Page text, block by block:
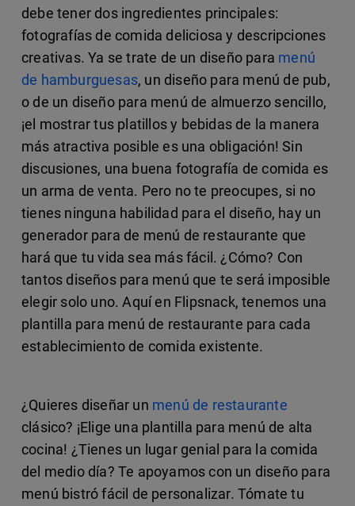
debe tener dos ingredientes principales:
fotografías de comida deliciosa y descripciones
creativas. Ya se trate de un diseño para menú
de hamburguesas, un diseño para menú de pub,
o de un diseño para menú de almuerzo sencillo,
¡el mostrar tus platillos y bebidas de la manera
más atractiva posible es una obligación! Sin
discusiones, una buena fotografía de comida es
un arma de venta. Pero no te preocupes, si no
tienes ninguna habilidad para el diseño, hay un
generador para de menú de restaurante que
hará que tu vida sea más fácil. ¿Cómo? Con
tantos diseños para menú que te será imposible
elegir solo uno. Aquí en Flipsnack, tenemos una
plantilla para menú de restaurante para cada
establecimiento de comida existente.
¿Quieres diseñar un menú de restaurante
clásico? ¡Elige una plantilla para menú de alta
cocina! ¿Tienes un lugar genial para la comida
del medio día? Te apoyamos con un diseño para
menú bistró fácil de personalizar. Tómate tu